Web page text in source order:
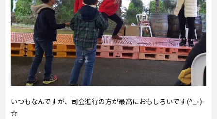
いつもなんですが、司会進行の方が最高におもしろいです(^_-)-
☆